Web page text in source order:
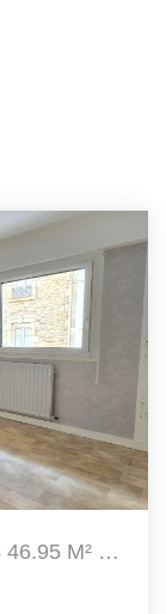
Appartement Concarneau 2 Pièces 46.95 M² Dans Une Résidence...